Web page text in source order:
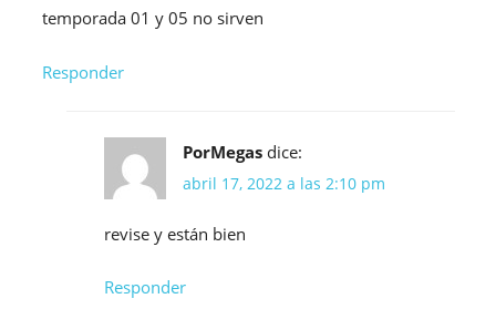
temporada 01 y 05 no sirven
Responder
PorMegas dice:
abril 17, 2022 a las 2:10 pm
revise y están bien
Responder